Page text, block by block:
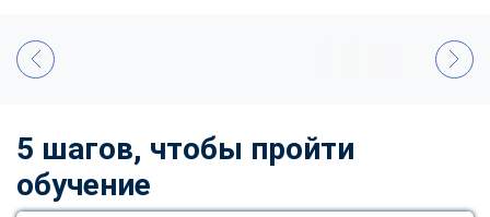
5 шагов, чтобы пройти
обучение